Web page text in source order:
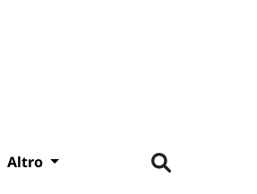
Altro